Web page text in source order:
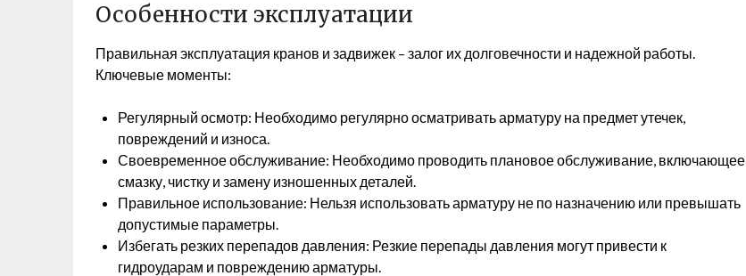
Особенности эксплуатации
Правильная эксплуатация кранов и задвижек – залог их долговечности и надежной работы.
Ключевые моменты:
Регулярный осмотр: Необходимо регулярно осматривать арматуру на предмет утечек,
повреждений и износа.
Своевременное обслуживание: Необходимо проводить плановое обслуживание, включающее
смазку, чистку и замену изношенных деталей.
Правильное использование: Нельзя использовать арматуру не по назначению или превышать
допустимые параметры.
Избегать резких перепадов давления: Резкие перепады давления могут привести к
гидроударам и повреждению арматуры.